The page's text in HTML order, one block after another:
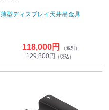
薄型ディスプレイ天井吊金具
118,000円 （税別）
129,800円 （税込）